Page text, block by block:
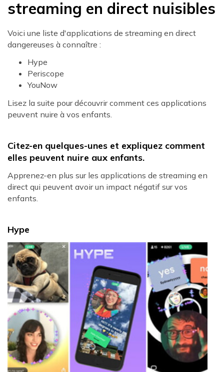
streaming en direct nuisibles
Voici une liste d'applications de streaming en direct
dangereuses à connaître :
Hype
Periscope
YouNow
Lisez la suite pour découvrir comment ces applications
peuvent nuire à vos enfants.
Citez-en quelques-unes et expliquez comment
elles peuvent nuire aux enfants.
Apprenez-en plus sur les applications de streaming en
direct qui peuvent avoir un impact négatif sur vos
enfants.
Hype